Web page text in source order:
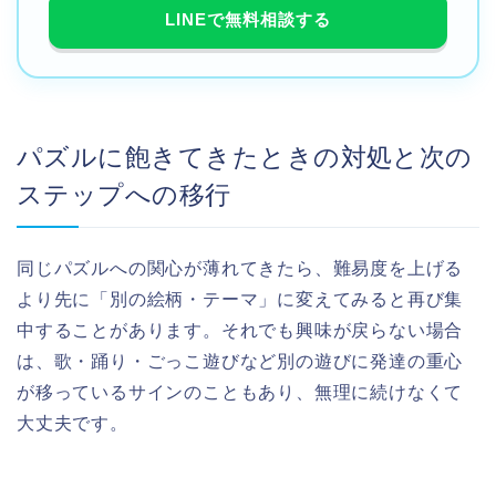
LINEで無料相談する
パズルに飽きてきたときの対処と次の
ステップへの移行
同じパズルへの関心が薄れてきたら、難易度を上げる
より先に「別の絵柄・テーマ」に変えてみると再び集
中することがあります。それでも興味が戻らない場合
は、歌・踊り・ごっこ遊びなど別の遊びに発達の重心
が移っているサインのこともあり、無理に続けなくて
大丈夫です。